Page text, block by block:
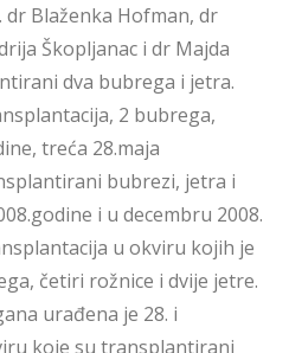
Blaženka Hofman, dr
Škopljanac i dr Majda
dva bubrega i jetra.
2 bubrega,
treća 28.maja
bubrezi, jetra i
i u decembru 2008.
u okviru kojih je
četiri rožnice i dvije jetre.
urađena je 28. i
koje su transplantirani